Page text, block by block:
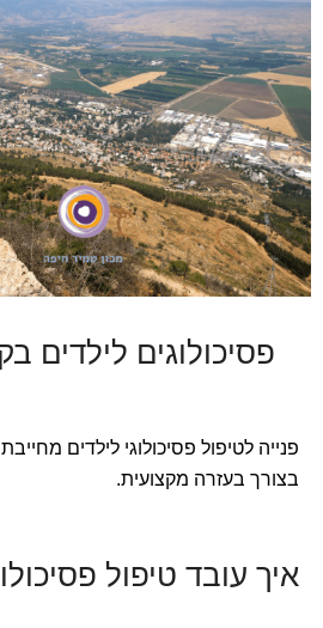
פסיכולוגים לילדים
פנייה לטיפול פסיכולוגי לילדים
בצורך בעזרה מקצועית.
איך עובד טיפול